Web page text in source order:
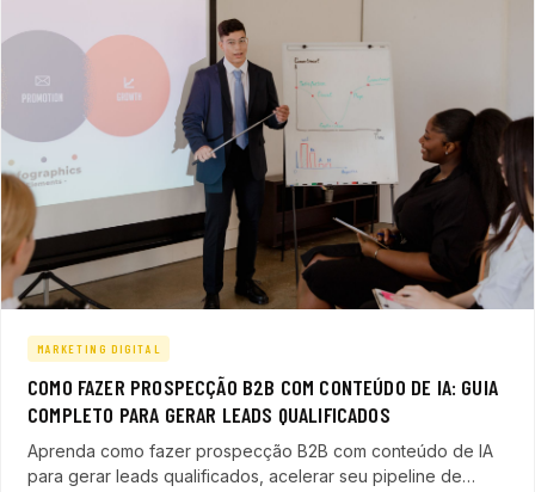
MARKETING DIGITAL
COMO FAZER PROSPECÇÃO B2B COM CONTEÚDO DE IA: GUIA
COMPLETO PARA GERAR LEADS QUALIFICADOS
Aprenda como fazer prospecção B2B com conteúdo de IA
para gerar leads qualificados, acelerar seu pipeline de